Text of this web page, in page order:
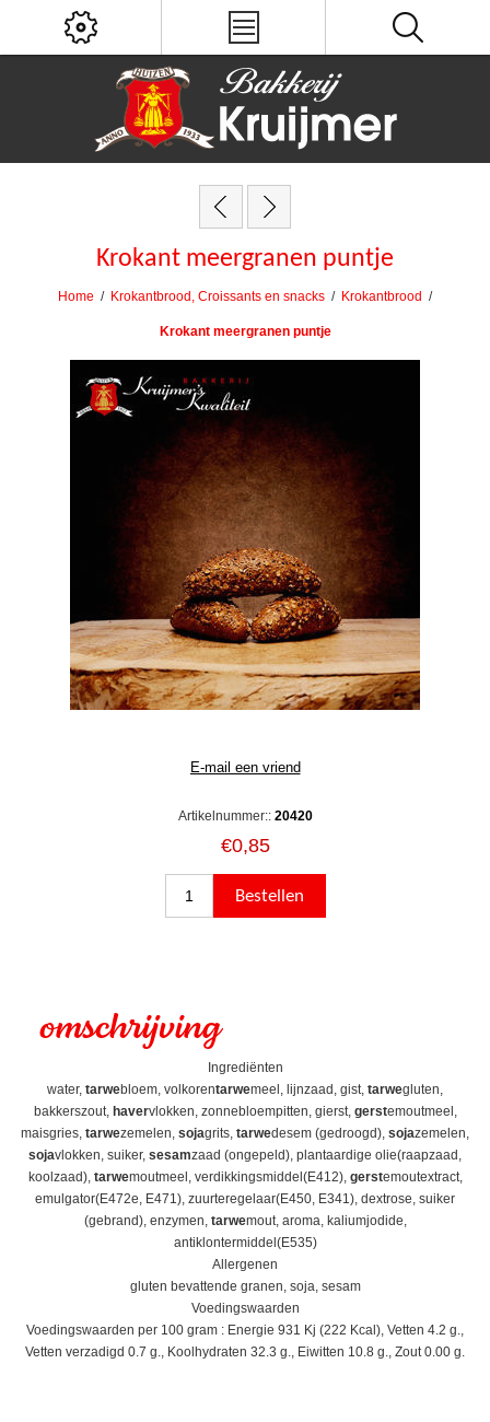
Krokant meergranen puntje
Home / Krokantbrood, Croissants en snacks / Krokantbrood /
Krokant meergranen puntje
Artikelnummer:: 20420
€0,85
omschrijving
Ingrediënten
water, tarwebloem, volkorentarwemeel, lijnzaad, gist, tarwegluten,
bakkerszout, havervlokken, zonnebloempitten, gierst, gerstemoutmeel,
maisgries, tarwezemelen, sojagrits, tarwedesem (gedroogd), sojazemelen,
sojavlokken, suiker, sesamzaad (ongepeld), plantaardige olie(raapzaad,
koolzaad), tarwemoutmeel, verdikkingsmiddel(E412), gerstemoutextract,
emulgator(E472e, E471), zuurteregelaar(E450, E341), dextrose, suiker
(gebrand), enzymen, tarwemout, aroma, kaliumjodide,
antiklontermiddel(E535)
Allergenen
gluten bevattende granen, soja, sesam
Voedingswaarden
Voedingswaarden per 100 gram : Energie 931 Kj (222 Kcal), Vetten 4.2 g.,
Vetten verzadigd 0.7 g., Koolhydraten 32.3 g., Eiwitten 10.8 g., Zout 0.00 g.